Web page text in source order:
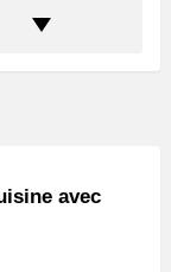
avec